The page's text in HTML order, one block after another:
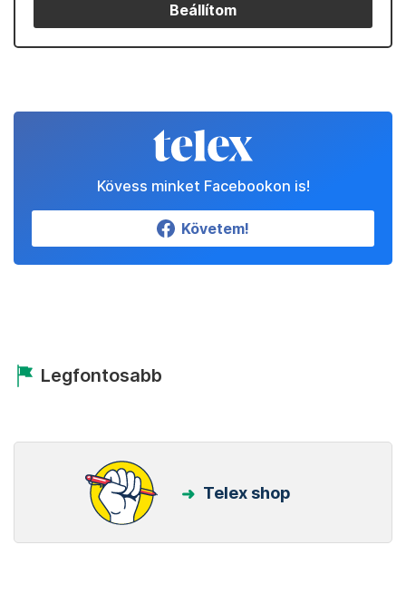
Beállítom
Kövess minket Facebookon is!
Követem!
Legfontosabb
Telex shop